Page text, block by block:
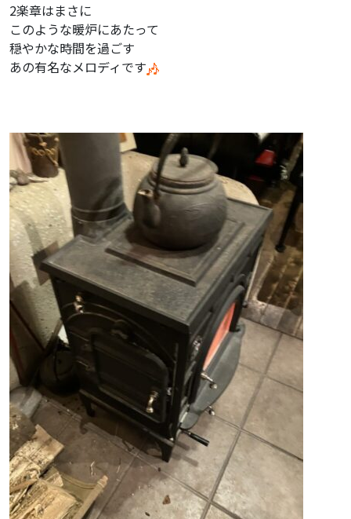
2楽章はまさに
このような暖炉にあたって
穏やかな時間を過ごす
あの有名なメロディです